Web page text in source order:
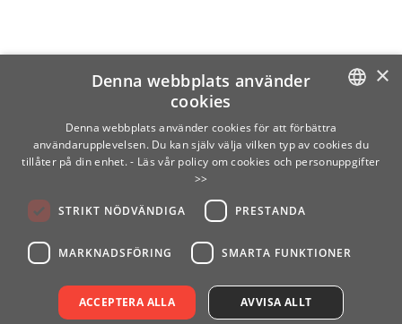
SWEDISH
×
Denna webbplats använder
cookies
Denna webbplats använder cookies för att förbättra
användarupplevelsen. Du kan själv välja vilken typ av cookies du
tillåter på din enhet. - Läs vår policy om cookies och personuppgifter
>>
STRIKT NÖDVÄNDIGA PRESTANDA
MARKNADSFÖRING SMARTA FUNKTIONER
ACCEPTERA ALLA AVVISA ALLT